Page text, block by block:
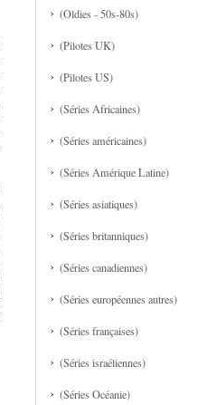
(Oldies - 50s-80s)
(Pilotes UK)
(Pilotes US)
(Séries Africaines)
(Séries américaines)
(Séries Amérique Latine)
(Séries asiatiques)
(Séries britanniques)
(Séries canadiennes)
(Séries européennes autres)
(Séries françaises)
(Séries israéliennes)
(Séries Océanie)